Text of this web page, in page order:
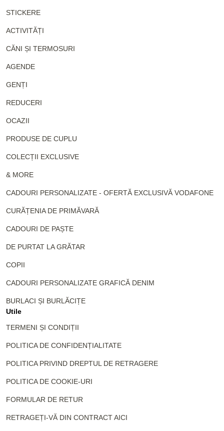
STICKERE
ACTIVITĂȚI
CĂNI ȘI TERMOSURI
AGENDE
GENȚI
REDUCERI
OCAZII
PRODUSE DE CUPLU
COLECȚII EXCLUSIVE
& MORE
CADOURI PERSONALIZATE - OFERTĂ EXCLUSIVĂ VODAFONE
CURĂȚENIA DE PRIMĂVARĂ
CADOURI DE PAȘTE
DE PURTAT LA GRĂTAR
COPII
CADOURI PERSONALIZATE GRAFICĂ DENIM
BURLACI ȘI BURLĂCIȚE
Utile
TERMENI ȘI CONDIȚII
POLITICA DE CONFIDENȚIALITATE
POLITICA PRIVIND DREPTUL DE RETRAGERE
POLITICA DE COOKIE-URI
FORMULAR DE RETUR
RETRAGEȚI-VĂ DIN CONTRACT AICI